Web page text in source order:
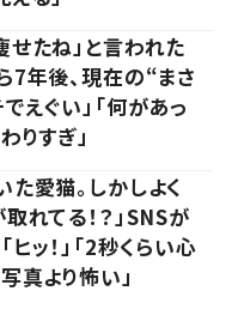
せたね」と言われた
年後、現在の“まさ
えぐい」「何があっ
りすぎ」
愛猫。しかしよく
れてる！？」SNSが
ッ！」「2秒くらい心
真より怖い」